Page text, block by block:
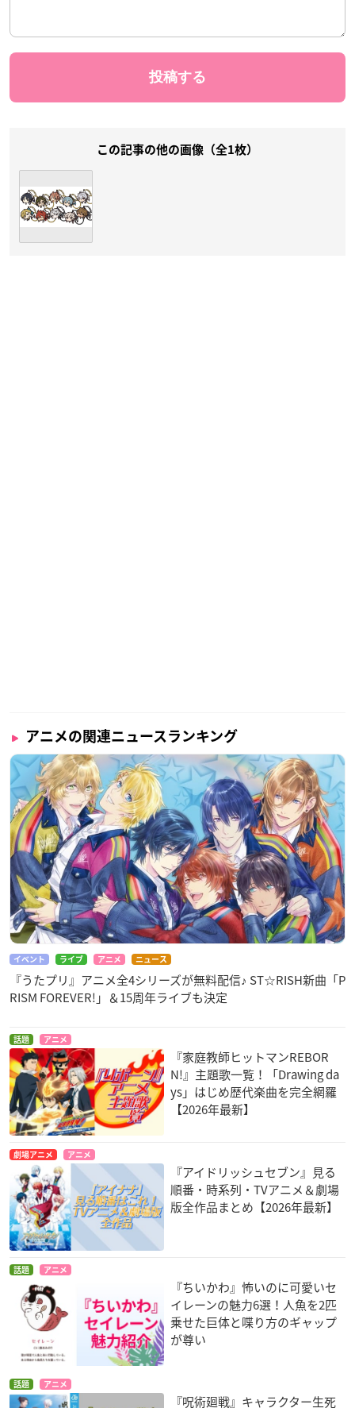
この記事の他の画像（全1枚）
アニメの関連ニュースランキング
イベント ライブ アニメ ニュース
『うたプリ』アニメ全4シリーズが無料配信♪ ST☆RISH新曲「P
RISM FOREVER!」＆15周年ライブも決定
話題 アニメ
『家庭教師ヒットマンREBOR
N!』主題歌一覧！「Drawing da
ys」はじめ歴代楽曲を完全網羅
【2026年最新】
劇場アニメ アニメ
『アイドリッシュセブン』見る
順番・時系列・TVアニメ＆劇場
版全作品まとめ【2026年最新】
話題 アニメ
『ちいかわ』怖いのに可愛いセ
イレーンの魅力6選！人魚を2匹
乗せた巨体と喋り方のギャップ
が尊い
話題 アニメ
『呪術廻戦』キャラクター生死